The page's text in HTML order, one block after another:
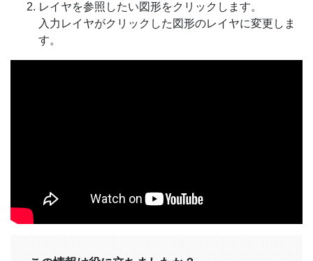
レイヤを参照したい図形をクリックします。
入力レイヤがクリックした図形のレイヤに変更しま
す。